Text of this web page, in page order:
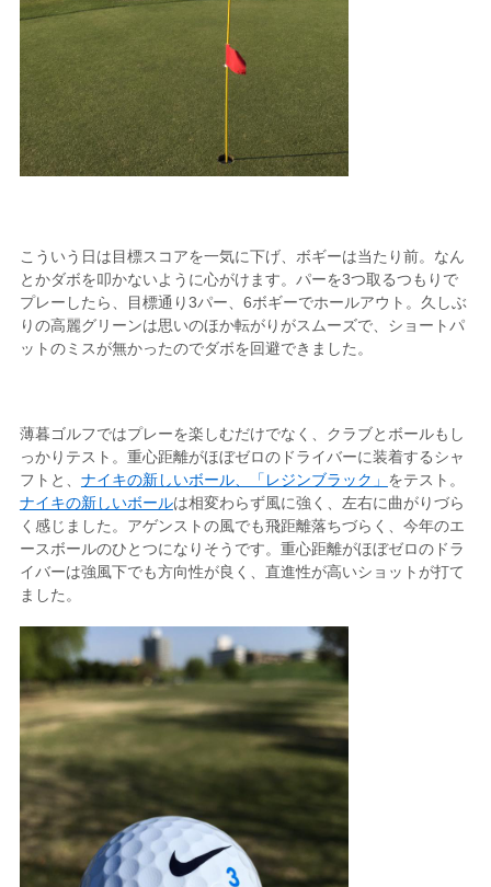
こういう日は目標スコアを一気に下げ、ボギーは当たり前。なん
とかダボを叩かないように心がけます。パーを3つ取るつもりで
プレーしたら、目標通り3パー、6ボギーでホールアウト。久しぶ
りの高麗グリーンは思いのほか転がりがスムーズで、ショートパ
ットのミスが無かったのでダボを回避できました。
薄暮ゴルフではプレーを楽しむだけでなく、クラブとボールもし
っかりテスト。重心距離がほぼゼロのドライバーに装着するシャ
フトと、 ナイキの新しいボール、「レジンブラック」 をテスト。
ナイキの新しいボールは相変わらず風に強く、左右に曲がりづら
く感じました。アゲンストの風でも飛距離落ちづらく、今年のエ
ースボールのひとつになりそうです。重心距離がほぼゼロのドラ
イバーは強風下でも方向性が良く、直進性が高いショットが打て
ました。